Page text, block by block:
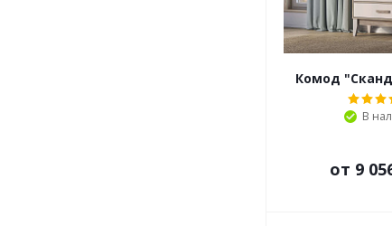
Комод
В
от 9